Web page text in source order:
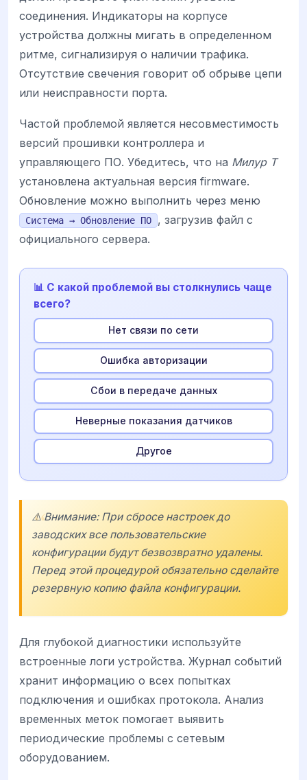
соединения. Индикаторы на корпусе
устройства должны мигать в определенном
ритме, сигнализируя о наличии трафика.
Отсутствие свечения говорит об обрыве цепи
или неисправности порта.
Частой проблемой является несовместимость
версий прошивки контроллера и
управляющего ПО. Убедитесь, что на Милур Т
установлена актуальная версия firmware.
Обновление можно выполнить через меню
Система → Обновление ПО
, загрузив файл с
официального сервера.
📊 С какой проблемой вы столкнулись чаще
всего?
Нет связи по сети
Ошибка авторизации
Сбои в передаче данных
Неверные показания датчиков
Другое
⚠️ Внимание: При сбросе настроек до
заводских все пользовательские
конфигурации будут безвозвратно удалены.
Перед этой процедурой обязательно сделайте
резервную копию файла конфигурации.
Для глубокой диагностики используйте
встроенные логи устройства. Журнал событий
хранит информацию о всех попытках
подключения и ошибках протокола. Анализ
временных меток помогает выявить
периодические проблемы с сетевым
оборудованием.